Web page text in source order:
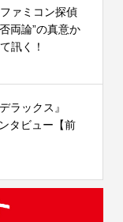
ァミコン探偵
両論”の真意か
訊く！
ラックス』
タビュー【前